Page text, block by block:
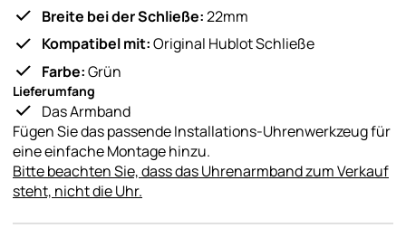
Breite bei der Schließe:22mm
Kompatibel mit:Original Hublot Schließe
Farbe:Grün
Lieferumfang
Das Armband
Fügen Sie das passende Installations-Uhrenwerkzeug für
eine einfache Montage hinzu.
Bitte beachten Sie, dass das Uhrenarmband zum Verkauf
steht, nicht die Uhr.